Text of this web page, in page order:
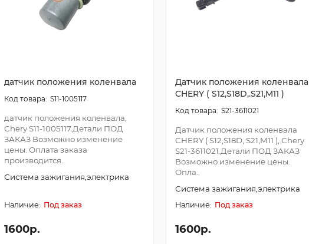
датчик положения коленвала
S11-1005117
датчик положения коленвала,
Chery S11-1005117.Детали ПОД
ЗАКАЗ Возможно изменение
цены. Оплата заказа
производится..
Система зажигания,электрика
Под заказ
1600р.
Датчик положения коленвала
CHERY ( S12,S18D,.S21,M11 )
S21-3611021
Датчик положения коленвала
CHERY ( S12,S18D,.S21,M11 ), Chery
S21-3611021.Детали ПОД ЗАКАЗ
Возможно изменение цены.
Опла..
Система зажигания,электрика
Под заказ
1600р.